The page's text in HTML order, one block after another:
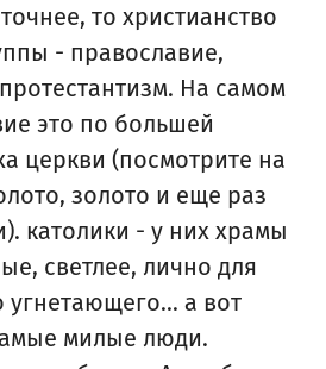
то христианство
- православие,
На самом
это по большей
церкви (посмотрите на
золото и еще раз
католики - у них храмы
светлее, лично для
угнетающего... а вот
милые люди.